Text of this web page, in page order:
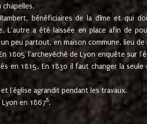
bénéficiaires de la dîme et qui
L'autre a été laissée en place afin de
peu partout, en maison commune, lieu de
1805 l'archevêché de Lyon enquête sur
en 1815. En 1830 il faut changer la
l'église agrandit pendant les travaux.
Lyon en 18678.